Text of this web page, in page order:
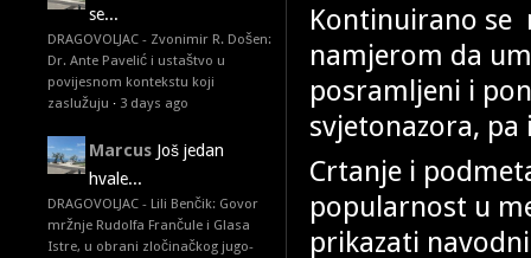
se...
DRAGOVOLJAC - Zvonimir R. Došen:
Dr. Ante Pavelić i ustaštvo u
povijesnom kontekstu koji
zaslužuju · 3 days ago
Marcus Još jedan
hvale...
DRAGOVOLJAC - Lili Benčik: Govor
mržnje Rudolfa Frančule i Glasa
Istre, u obrani zločinačkog jugo-
Kontinuirano se
namjerom da
posramljeni i
svjetonazora,
Crtanje i
popularnost u
prikazati